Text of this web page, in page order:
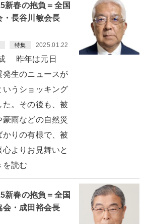
新春の抱負＝全国
・長谷川敏会長
特集 2025.01.22
昨年は元日
生のニュースが
うショッキング
。その後も、被
雨などの自然災
りの有様で、被
よりお見舞いと
読む
新春の抱負＝全国
会・成田裕会長